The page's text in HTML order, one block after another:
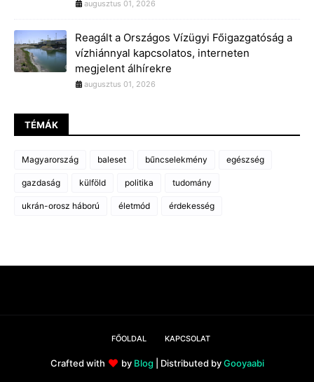
augusztus 01, 2026
Reagált a Országos Vízügyi Főigazgatóság a
vízhiánnyal kapcsolatos, interneten
megjelent álhírekre
augusztus 01, 2026
TÉMÁK
Magyarország baleset bűncselekmény egészség
gazdaság külföld politika tudomány
ukrán-orosz háború életmód érdekesség
FŐOLDAL KAPCSOLAT
Crafted with by Blog| Distributed byGooyaabi